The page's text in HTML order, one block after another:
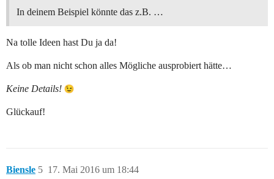
In deinem Beispiel könnte das z.B. …
Na tolle Ideen hast Du ja da!
Als ob man nicht schon alles Mögliche ausprobiert hätte…
Keine Details!
Glückauf!
Biensle 17. Mai 2016 um 18:44
5